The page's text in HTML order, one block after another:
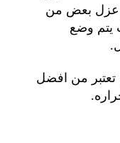
عزل بعض من
يتم وضع
من افضل